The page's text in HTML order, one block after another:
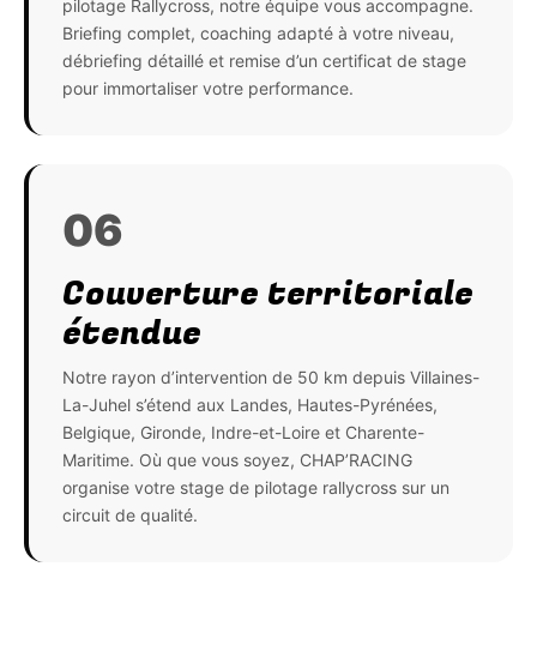
pilotage Rallycross, notre équipe vous accompagne.
Briefing complet, coaching adapté à votre niveau,
débriefing détaillé et remise d’un certificat de stage
pour immortaliser votre performance.
06
Couverture territoriale
étendue
Notre rayon d’intervention de 50 km depuis Villaines-
La-Juhel s’étend aux Landes, Hautes-Pyrénées,
Belgique, Gironde, Indre-et-Loire et Charente-
Maritime. Où que vous soyez, CHAP’RACING
organise votre stage de pilotage rallycross sur un
circuit de qualité.